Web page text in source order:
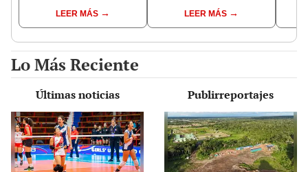
Central Solar de San
Antonio del Estrecho
LEER MÁS LEER MÁS
Lo Más Reciente
Últimas noticias Publirreportajes